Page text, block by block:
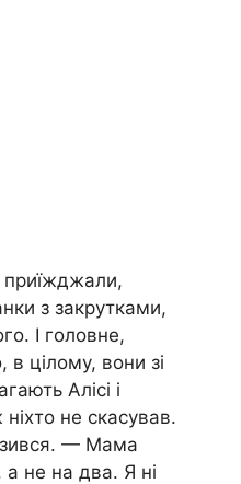
приїжджали,
з закрутками,
І головне,
в цілому, вони зі
Алісі і
ніхто не скасував.
зився. — Мама
не на два. Я ні